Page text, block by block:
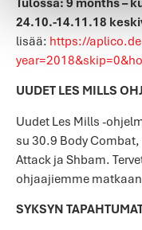
24.10.-14.11.18
lisää: https://
UUDET LES MILLS
Uudet Les Mills -
su 30.9 Body
Attack ja Shbam.
ohjaajiemme
SYKSYN